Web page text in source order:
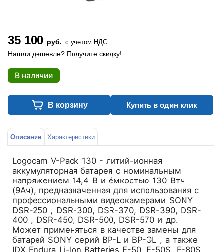
35 100 руб. с учетом НДС
Нашли дешевле? Получите скидку!
В наличии
В корзину Купить в один клик
Описание Характеристики
Logocam V-Pack 130 - литий-ионная
аккумуляторная батарея с номинальным
напряжением 14,4 В и ёмкостью 130 Втч
(9Ач), предназначенная для использования с
профессиональными видеокамерами SONY
DSR-250 , DSR-300, DSR-370, DSR-390, DSR-
400 , DSR-450, DSR-500, DSR-570 и др.
Может применяться в качестве замены для
батарей SONY cерий BP-L и BP-GL , а также
IDX Endura Li-Ion Batteries E-50, E-50S, E-80S,